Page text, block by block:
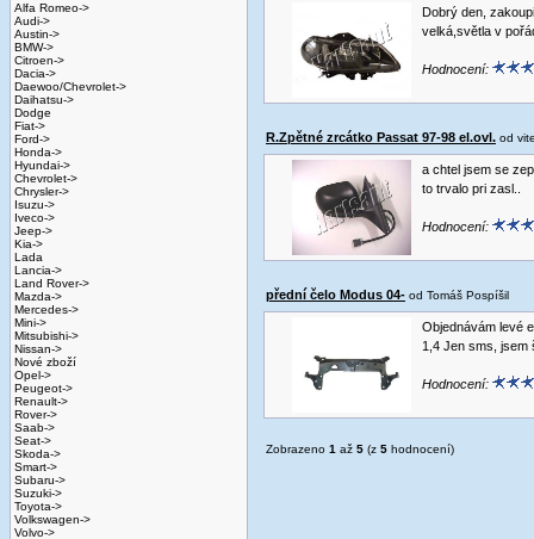
Alfa Romeo->
Audi->
Austin->
BMW->
Citroen->
Dacia->
Daewoo/Chevrolet->
Daihatsu->
Dodge
Fiat->
Ford->
Honda->
Hyundai->
Chevrolet->
Chrysler->
Isuzu->
Iveco->
Jeep->
Kia->
Lada
Lancia->
Land Rover->
Mazda->
Mercedes->
Mini->
Mitsubishi->
Nissan->
Nové zboží
Opel->
Peugeot->
Renault->
Rover->
Saab->
Seat->
Skoda->
Smart->
Subaru->
Suzuki->
Toyota->
Volkswagen->
Volvo->
Dobrý den,
velká,světla v
Hodnocení:
R.Zpětné zrcátko Passat 97-98 el.ovl. od
a chtel jsem se
to trvalo pri zasl..
Hodnocení:
přední čelo Modus 04- od Tomáš Pospíšil
Objednávám levé
1,4 Jen sms, jsem
Hodnocení:
Zobrazeno 1 až 5 (z 5 hodnocení)